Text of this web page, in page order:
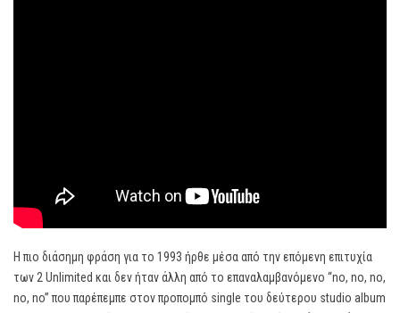
Η πιο διάσημη φράση για το 1993 ήρθε μέσα από την επόμενη επιτυχία
των 2 Unlimited και δεν ήταν άλλη από το επαναλαμβανόμενο “no, no, no,
no, no” που παρέπεμπε στον προπομπό single του δεύτερου studio album